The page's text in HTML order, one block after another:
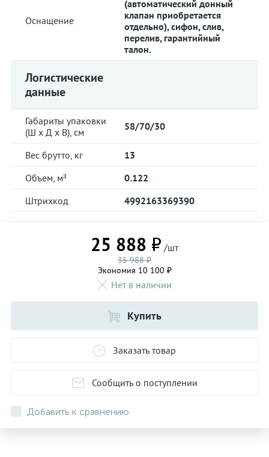
Оснащение
(автоматический донный
клапан приобретается
отдельно), сифон, слив,
перелив, гарантийный
талон.
Логистические
данные
Габариты упаковки
(Ш х Д х В), см
58/70/30
Вес брутто, кг
13
Объем, м³
0.122
Штрихкод
4992163369390
25 888 ₽ /шт
35 988 ₽
Экономия 10 100 ₽
Нет в наличии
Купить
Заказать товар
Сообщить о поступлении
Добавить к сравнению